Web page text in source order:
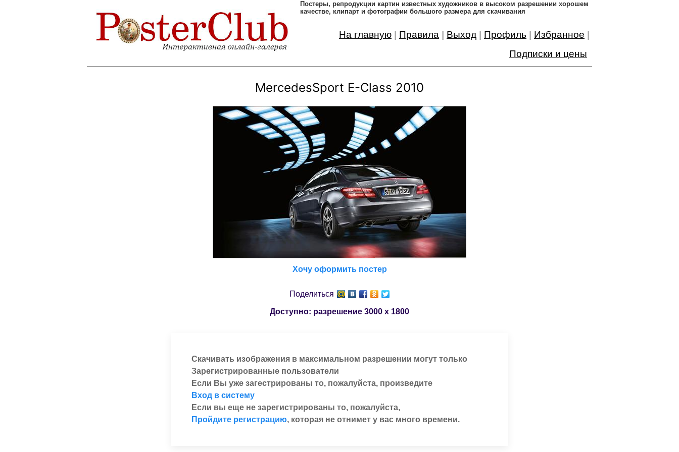
Постеры, pепродукции картин известных художников в высоком разрешении хорошем
качестве, клипарт и фотографии большого размера для скачивания
На главную Правила Выход Профиль Избранное
Подписки и цены
MercedesSport E-Class 2010
Хочу оформить постер
Поделиться
Доступно: разрешение 3000 x 1800
Скачивать изображения в максимальном разрешении могут только
Зарегистрированные пользователи
Если Вы уже загестрированы то, пожалуйста, произведите
Вход в систему
Если вы еще не зарегистрированы то, пожалуйста,
Пройдите регистрацию, которая не отнимет у вас много времени.